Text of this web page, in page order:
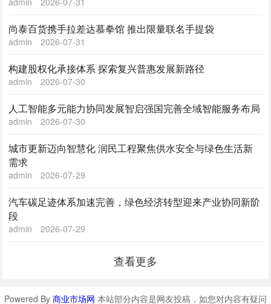
尚泰百货携手拉差达慕拳馆 推出限量联名手提袋
admin 2026-07-31
构建股权化承接体系 探索复兴普惠发展新路径
admin 2026-07-30
人工智能多元能力协同发展智启强国完善全域智能服务布局
admin 2026-07-30
城市更新迈向智慧化 润民工程聚焦供水安全与绿色生活新
需求
admin 2026-07-29
汽车碳足迹体系加速完善，绿色经济转型迎来产业协同新阶
段
admin 2026-07-29
查看更多
Powered By 商业市场网 本站部分内容是网友投稿，如您对内容有疑问